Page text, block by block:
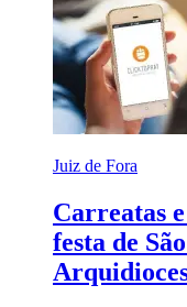
Juiz de Fora
Carreatas
festa de